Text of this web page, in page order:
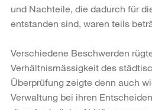
und Nachteile, die dadurch für
entstanden sind, waren teils
Verschiedene Beschwerden
Verhältnismässigkeit des
Überprüfung zeigte denn auch
Verwaltung bei ihren